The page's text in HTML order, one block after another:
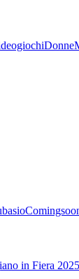
Donne
in Fiera 2025